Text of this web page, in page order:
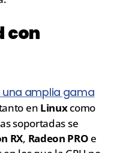
con
amplia gama
en Linuxcomo
soportadas se
RX, Radeon PRO e